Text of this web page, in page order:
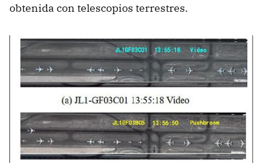
obtenida con telescopios terrestres.